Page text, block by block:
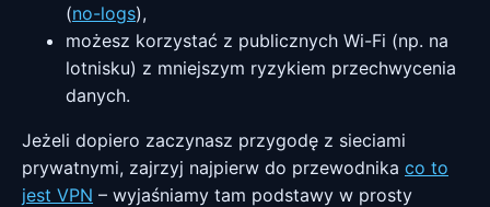
(no-logs),
możesz korzystać z publicznych Wi-Fi (np. na
lotnisku) z mniejszym ryzykiem przechwycenia
danych.
Jeżeli dopiero zaczynasz przygodę z sieciami
prywatnymi, zajrzyj najpierw do przewodnika co to
jest VPN – wyjaśniamy tam podstawy w prosty